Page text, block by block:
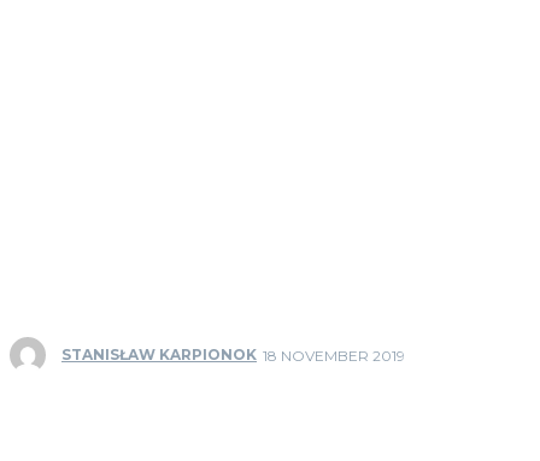
STANISŁAW KARPIONOK 18 NOVEMBER 2019